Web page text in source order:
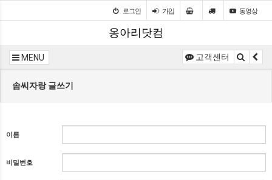
로그인 가입 동영상
옹아리닷컴
MENU 고객센터
솜씨자랑 글쓰기
이름
비밀번호